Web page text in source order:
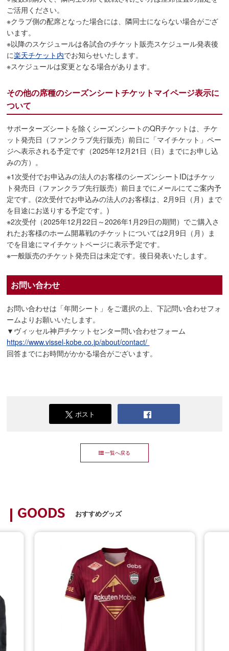
ご活用ください。
※クラブ側の配席となった場合には、隣同士にならない場合がござ
います。
※以降のスケジュールは各試合のチケット販売スケジュール発表後
に楽天チケット内でお知らせいたします。
※スケジュールは変更となる場合があります。
その他の席種のシーズンシートチケットマイページ表示に
ついて
サポーターズシートを除くシーズンシートのQRチケットは、チケ
ット発売日（ファンクラブ先行販売）前日に「マイチケット」ペー
ジへ表示される予定です（2025年12月21日（日）までにお申し込
みの方）。
※1次受付でお申込みの法人のお客様のシーズンシートIDはチケッ
ト発売日（ファンクラブ先行販売）前日までにメールにてご案内予
定です。(2次受付でお申込みの法人のお客様は、2月9日（月）まで
を目途にお送りする予定です。)
※2次受付（2025年12月22日～2026年1月29日の期間）でご購入さ
れたお客様のホーム開幕戦のチケットについては2月9日（月）ま
でを目途にマイチケットページに表示予定です。
※一般販売のチケット発売日は未定です。後日発表いたします。
お問い合わせ
お問い合わせは「年間シート」をご選択の上、下記問い合わせフォ
ームよりお願いいたします。
▼ヴィッセル神戸チケットセンター問い合わせフォーム
https://www.vissel-kobe.co.jp/about/contact/
回答までにお時間がかかる場合がございます。
ポスト
一覧へ戻る
GOODS おすすめグッズ